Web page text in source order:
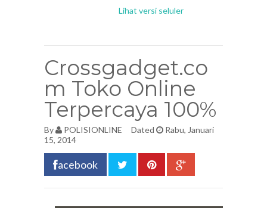
Lihat versi seluler
Crossgadget.co
m Toko Online
Terpercaya 100%
By POLISIONLINE Dated
Rabu, Januari
15, 2014
acebook